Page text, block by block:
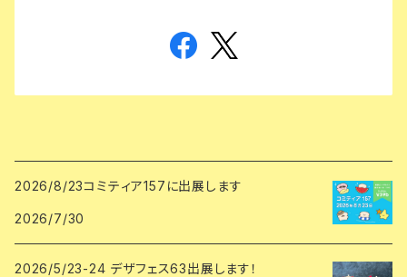
2026/8/23コミティア157に出展します
2026/7/30
2026/5/23-24 デザフェス63出展します！